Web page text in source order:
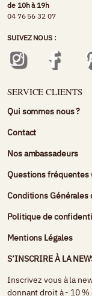
de 10h à 19h
04 76 56 32 07
SUIVEZ NOUS :
SERVICE CLIENTS
Qui sommes nous ?
Contact
Nos ambassadeurs
Questions fréquentes
Conditions Générales
Politique de
Mentions Légales
S’INSCRIRE À LA
Inscrivez vous à la
donnant droit à - 10